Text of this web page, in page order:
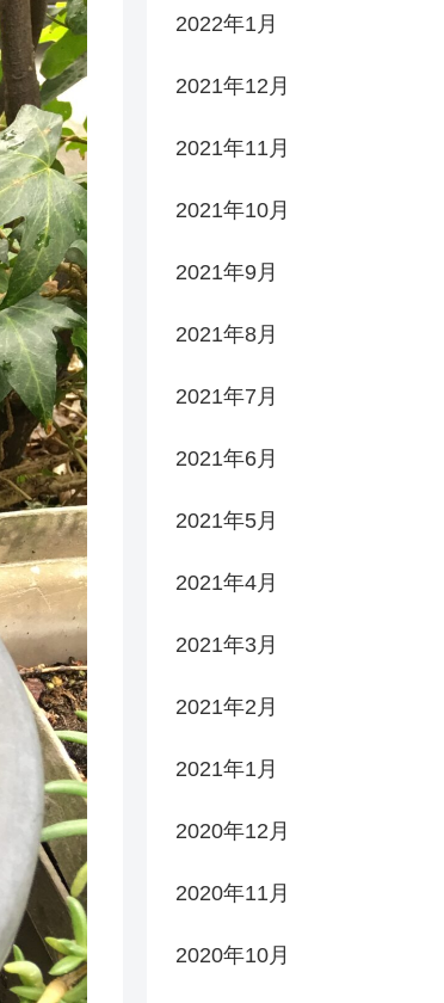
2022年1月
2021年12月
2021年11月
2021年10月
2021年9月
2021年8月
2021年7月
2021年6月
2021年5月
2021年4月
2021年3月
2021年2月
2021年1月
2020年12月
2020年11月
2020年10月